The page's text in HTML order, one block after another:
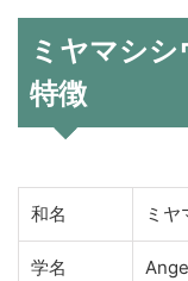
ミヤマシ
特徴
和名 ミヤ
学名